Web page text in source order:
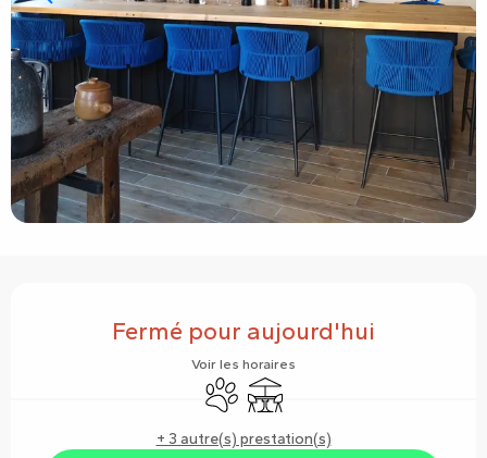
Fermé pour aujourd'hui
Voir les horaires
Animaux acceptés
Terrasse
+ 3 autre(s) prestation(s)